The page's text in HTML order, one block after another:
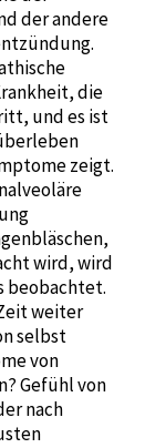
der andere
die
und es ist
zeigt.
wird, wird
beobachtet.
weiter
selbst
von
Gefühl von
nach